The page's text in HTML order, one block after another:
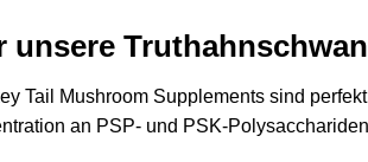
unsere
Tail Mushroom Supplements sind
an PSP- und PSK-